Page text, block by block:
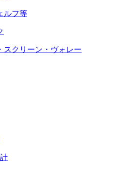
ルフ等
スクリーン・ヴォレー